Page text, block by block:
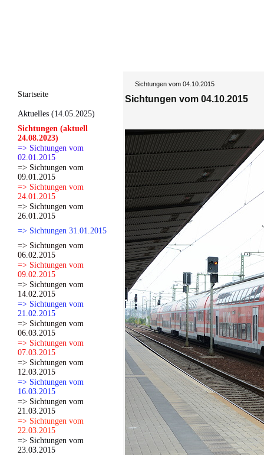
Startseite
Aktuelles (14.05.2025)
Sichtungen (aktuell
24.08.2023)
=> Sichtungen vom
02.01.2015
=> Sichtungen vom
09.01.2015
=> Sichtungen vom
24.01.2015
=> Sichtungen vom
26.01.2015
=> Sichtungen 31.01.2015
=> Sichtungen vom
06.02.2015
=> Sichtungen vom
09.02.2015
=> Sichtungen vom
14.02.2015
=> Sichtungen vom
21.02.2015
=> Sichtungen vom
06.03.2015
=> Sichtungen vom
07.03.2015
=> Sichtungen vom
12.03.2015
=> Sichtungen vom
16.03.2015
=> Sichtungen vom
21.03.2015
=> Sichtungen vom
22.03.2015
=> Sichtungen vom
23.03.2015
Sichtungen vom 04.10.2015
Sichtungen vom 04.10.2015